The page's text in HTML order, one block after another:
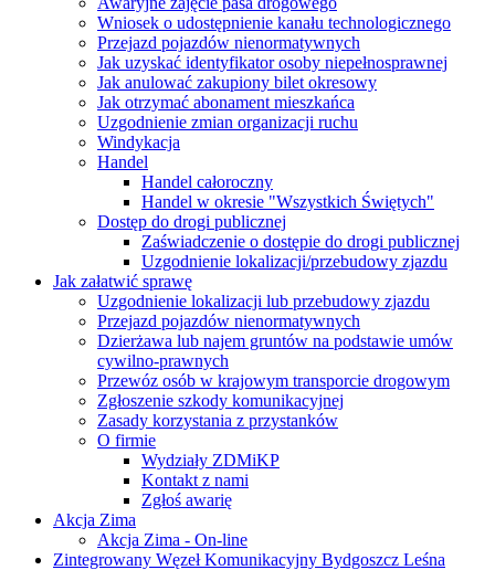
Wniosek o udostępnienie kanału technologicznego
Przejazd pojazdów nienormatywnych
Jak uzyskać identyfikator osoby niepełnosprawnej
Jak anulować zakupiony bilet okresowy
Jak otrzymać abonament mieszkańca
Uzgodnienie zmian organizacji ruchu
Windykacja
Handel
Handel całoroczny
Handel w okresie "Wszystkich Świętych"
Dostęp do drogi publicznej
Zaświadczenie o dostępie do drogi publicznej
Uzgodnienie lokalizacji/przebudowy zjazdu
Jak załatwić sprawę
Uzgodnienie lokalizacji lub przebudowy zjazdu
Przejazd pojazdów nienormatywnych
Dzierżawa lub najem gruntów na podstawie umów
cywilno-prawnych
Przewóz osób w krajowym transporcie drogowym
Zgłoszenie szkody komunikacyjnej
Zasady korzystania z przystanków
O firmie
Wydziały ZDMiKP
Kontakt z nami
Zgłoś awarię
Akcja Zima
Akcja Zima - On-line
Zintegrowany Węzeł Komunikacyjny Bydgoszcz Leśna